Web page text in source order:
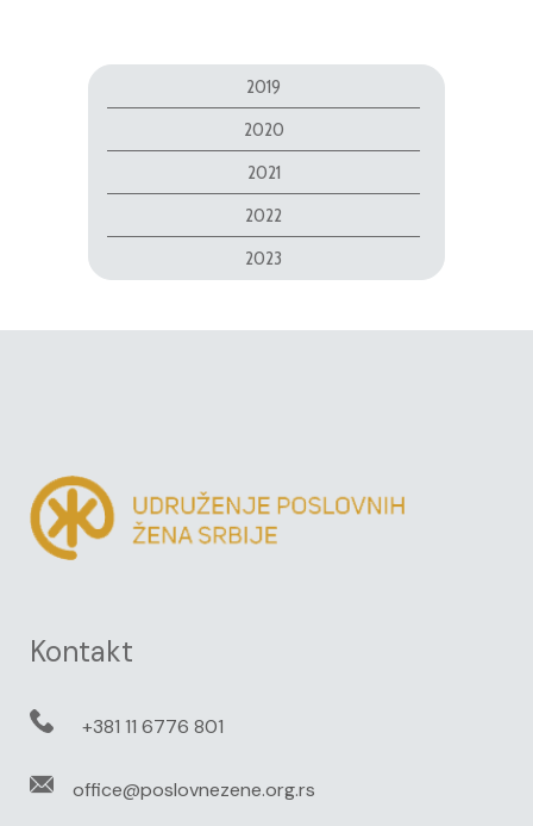
2019
2020
2021
2022
2023
Kontakt
+381 11 6776 801
office@poslovnezene.org.rs